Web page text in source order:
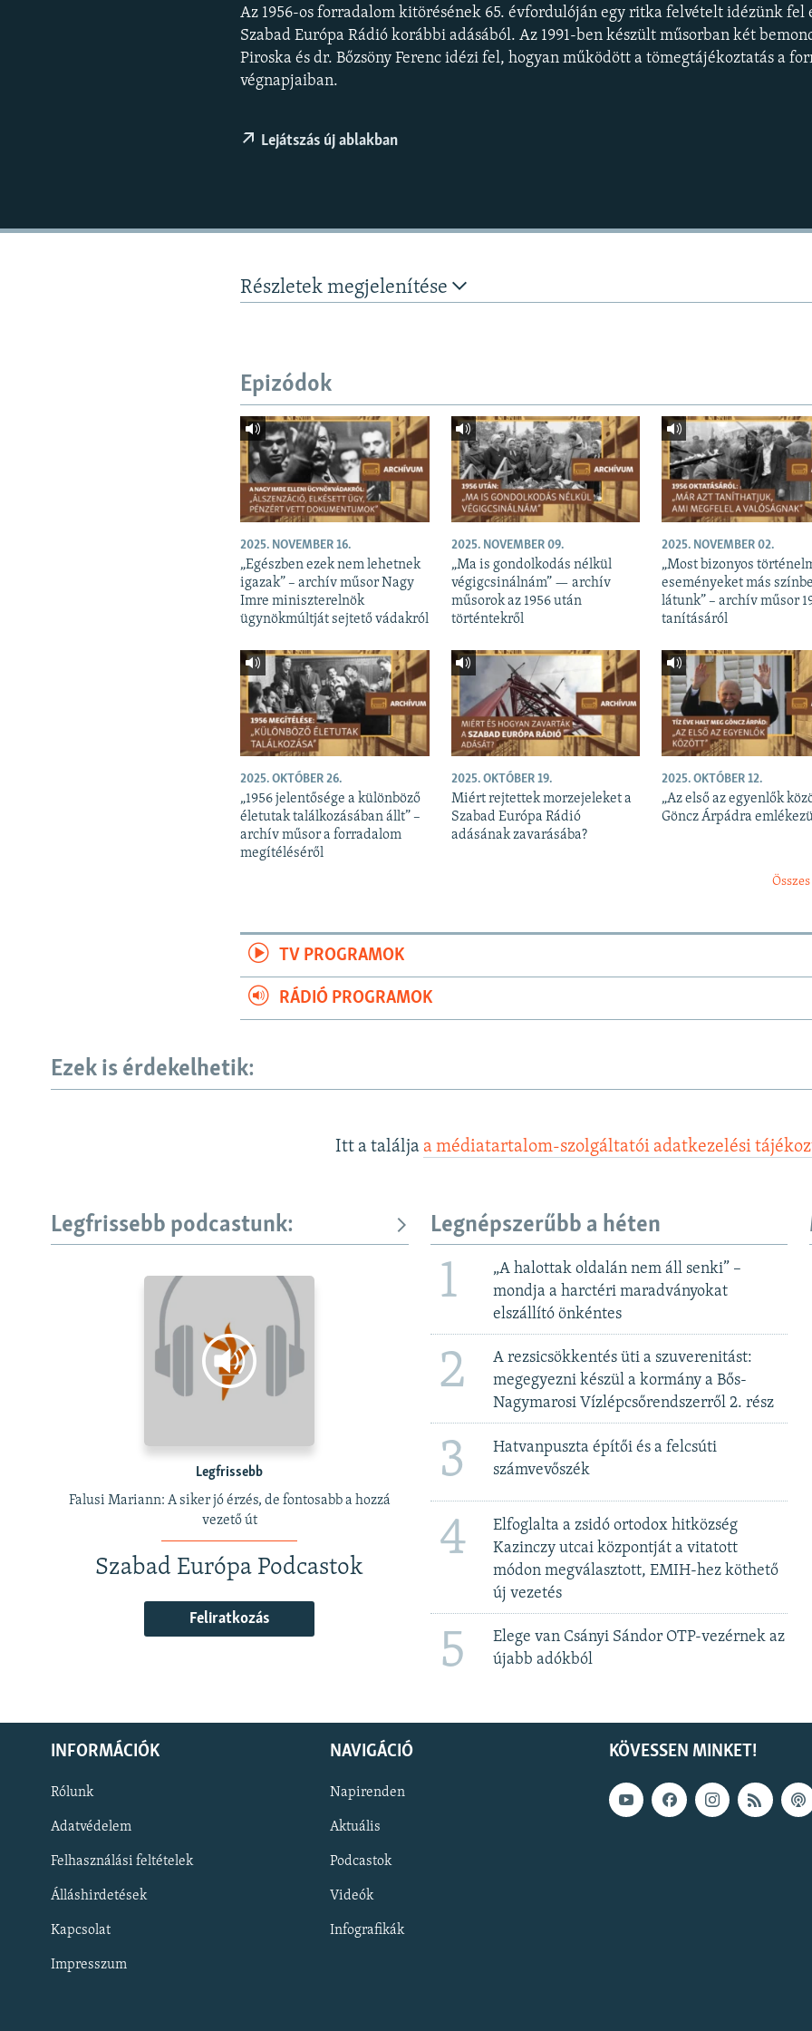
Az 1956-os forradalom kitörésének 65. évfordulóján egy ritka felvételt idézünk fel
Szabad Európa Rádió korábbi adásából. Az 1991-ben készült műsorban két
Piroska és dr. Bőzsöny Ferenc idézi fel, hogyan működött a tömegtájékoztatás a
végnapjaiban.
Lejátszás új ablakban
Részletek megjelenítése
Epizódok
2025. NOVEMBER 16.
„Egészben ezek nem lehetnek
igazak” – archív műsor Nagy
Imre miniszterelnök
ügynökmúltját sejtető vádakról
2025. NOVEMBER 09.
„Ma is gondolkodás nélkül
végigcsinálnám” — archív
műsorok az 1956 után
történtekről
2025. NOVEMBER 02.
„Most bizonyos
eseményeket más
látunk” – archív műsor
tanításáról
2025. OKTÓBER 26.
„1956 jelentősége a különböző
életutak találkozásában állt” –
archív műsor a forradalom
megítéléséről
2025. OKTÓBER 19.
Miért rejtettek morzejeleket a
Szabad Európa Rádió
adásának zavarásába?
2025. OKTÓBER 12.
„Az első az egyenlők
Göncz Árpádra
TV PROGRAMOK
RÁDIÓ PROGRAMOK
Ezek is érdekelhetik:
Itt a találja a médiatartalom-szolgáltatói adatkezelési
Legfrissebb podcastunk:
Legfrissebb
Falusi Mariann: A siker jó érzés, de fontosabb a hozzá
vezető út
Szabad Európa Podcastok
Feliratkozás
Legnépszerűbb a héten
1
„A halottak oldalán nem áll senki” –
mondja a harctéri maradványokat
elszállító önkéntes
2
A rezsicsökkentés üti a szuverenitást:
megegyezni készül a kormány a Bős-
Nagymarosi Vízlépcsőrendszerről 2. rész
3
Hatvanpuszta építői és a felcsúti
számvevőszék
4
Elfoglalta a zsidó ortodox hitközség
Kazinczy utcai központját a vitatott
módon megválasztott, EMIH-hez köthető
új vezetés
5
Elege van Csányi Sándor OTP-vezérnek az
újabb adókból
KÖVESSEN MINKET!
INFORMÁCIÓK
Rólunk
Adatvédelem
Felhasználási feltételek
Álláshirdetések
Kapcsolat
Impresszum
NAVIGÁCIÓ
Napirenden
Aktuális
Podcastok
Videók
Infografikák